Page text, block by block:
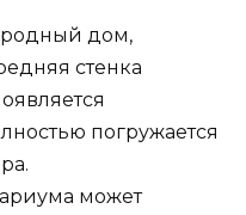
дом,
стенка
погружается
может